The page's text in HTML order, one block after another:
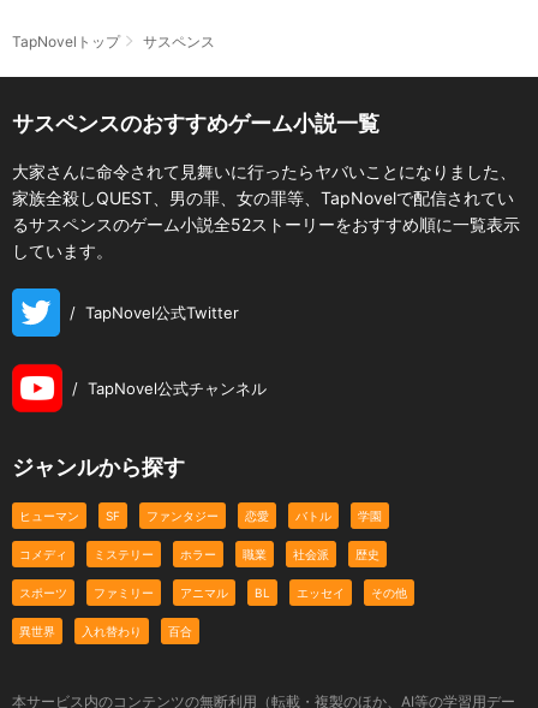
TapNovelトップ サスペンス
サスペンスのおすすめゲーム小説一覧
大家さんに命令されて見舞いに行ったらヤバいことになりました、
家族全殺しQUEST、男の罪、女の罪等、TapNovelで配信されてい
るサスペンスのゲーム小説全52ストーリーをおすすめ順に一覧表示
しています。
/ TapNovel公式Twitter
/ TapNovel公式チャンネル
ジャンルから探す
ヒューマン SF ファンタジー 恋愛 バトル 学園
コメディ ミステリー ホラー 職業 社会派 歴史
スポーツ ファミリー アニマル BL エッセイ その他
異世界 入れ替わり 百合
本サービス内のコンテンツの無断利用（転載・複製のほか、AI等の学習用デー